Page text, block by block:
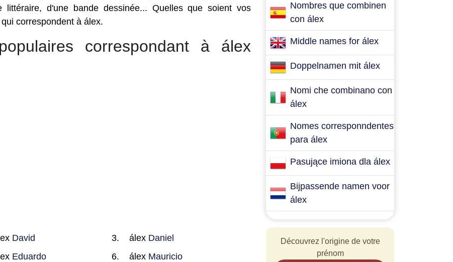
d'une bande dessinée... Quelles que soient vos
correspondent à álex.
correspondant à álex
David álex Daniel
Eduardo álex Mauricio
Nombres que combinen
con álex
Middle names for álex
Doppelnamen mit álex
Nomi che combinano con
álex
Nomes corresponndentes
para álex
Pasujące imiona dla álex
Bijpassende namen voor
álex
Découvrez l'origine de votre
prénom